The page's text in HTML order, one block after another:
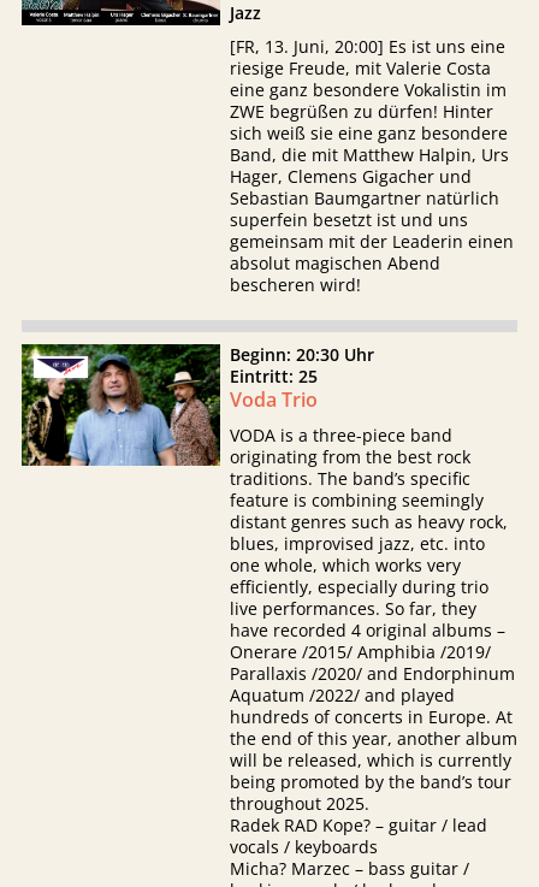
Jazz
[FR, 13. Juni, 20:00] Es ist uns eine
riesige Freude, mit Valerie Costa
eine ganz besondere Vokalistin im
ZWE begrüßen zu dürfen! Hinter
sich weiß sie eine ganz besondere
Band, die mit Matthew Halpin, Urs
Hager, Clemens Gigacher und
Sebastian Baumgartner natürlich
superfein besetzt ist und uns
gemeinsam mit der Leaderin einen
absolut magischen Abend
bescheren wird!
Beginn: 20:30 Uhr
Eintritt: 25
Voda Trio
VODA is a three-piece band
originating from the best rock
traditions. The band’s specific
feature is combining seemingly
distant genres such as heavy rock,
blues, improvised jazz, etc. into
one whole, which works very
efficiently, especially during trio
live performances. So far, they
have recorded 4 original albums –
Onerare /2015/ Amphibia /2019/
Parallaxis /2020/ and Endorphinum
Aquatum /2022/ and played
hundreds of concerts in Europe. At
the end of this year, another album
will be released, which is currently
being promoted by the band’s tour
throughout 2025.
Radek RAD Kope? – guitar / lead
vocals / keyboards
Micha? Marzec – bass guitar /